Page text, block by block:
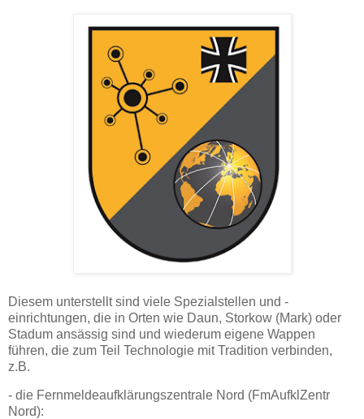
Diesem unterstellt sind viele Spezialstellen und -
einrichtungen, die in Orten wie Daun, Storkow (Mark) oder
Stadum ansässig sind und wiederum eigene Wappen
führen, die zum Teil Technologie mit Tradition verbinden,
z.B.
- die Fernmeldeaufklärungszentrale Nord (FmAufklZentr
Nord):